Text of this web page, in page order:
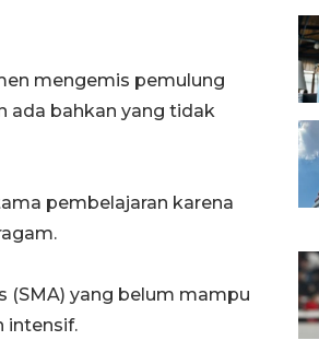
mengemis pemulung
ada bahkan yang tidak
pembelajaran karena
(SMA) yang belum mampu
intensif.